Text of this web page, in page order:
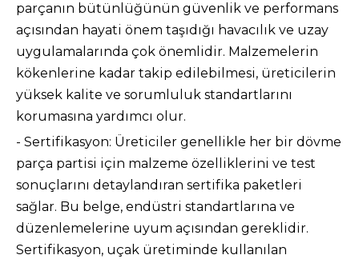
parçanın bütünlüğünün güvenlik ve performans
açısından hayati önem taşıdığı havacılık ve uzay
uygulamalarında çok önemlidir. Malzemelerin
kökenlerine kadar takip edilebilmesi, üreticilerin
yüksek kalite ve sorumluluk standartlarını
korumasına yardımcı olur.
- Sertifikasyon: Üreticiler genellikle her bir dövme
parça partisi için malzeme özelliklerini ve test
sonuçlarını detaylandıran sertifika paketleri
sağlar. Bu belge, endüstri standartlarına ve
düzenlemelerine uyum açısından gereklidir.
Sertifikasyon, uçak üretiminde kullanılan